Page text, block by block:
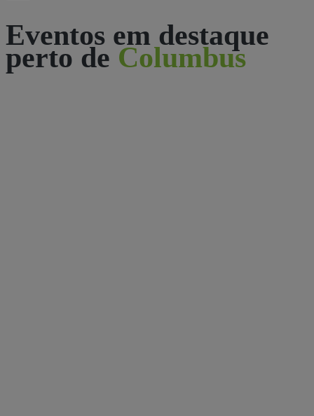
Eventos em destaque
perto de Columbus